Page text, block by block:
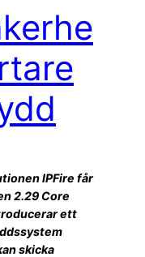
IPFire får
2.29 Core
ett
skicka